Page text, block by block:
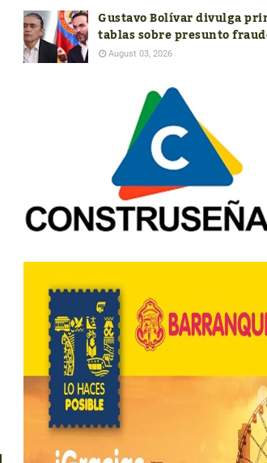
Gustavo Bolívar divulga
tablas sobre presunto
electoral; autoridades aún no
August 03, 2026